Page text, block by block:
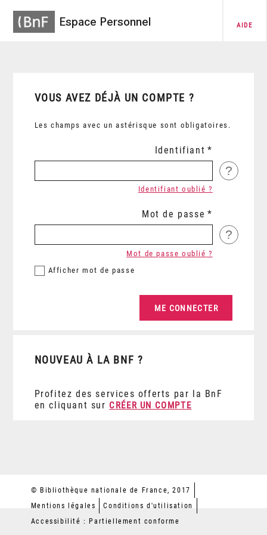
Espace Personnel AIDE
VOUS AVEZ DÉJÀ UN COMPTE ?
Les champs avec un astérisque sont obligatoires.
Identifiant
?
Identifiant oublié ?
Mot de passe
?
Afficher mot de passe
Mot de passe oublié ?
NOUVEAU À LA BNF ?
Profitez des services offerts par la BnF
en cliquant sur CRÉER UN COMPTE
© Bibliothèque nationale de France, 2017
Mentions légales
Conditions d'utilisation
Accessibilité : Partiellement conforme